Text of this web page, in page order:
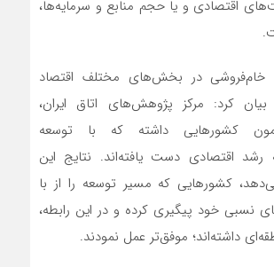
اقتصادی و یا حجم منابع و سرمایه‌ها،
در بخش‌های مختلف اقتصاد
کرد: مرکز پژوهش‌های اتاق ایران،
کشورهایی داشته که با توسعه
رشد اقتصادی دست یافته‌اند. نتایج این
کشورهایی که مسیر توسعه را از با
نسبی خود پیگیری کرده و در این رابطه،
داشته‌اند؛ موفق‌تر عمل نمودند.